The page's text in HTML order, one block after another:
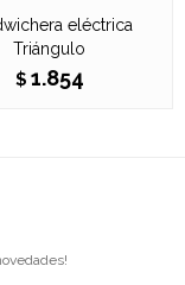
eléctrica
Triángulo
$ 1.854